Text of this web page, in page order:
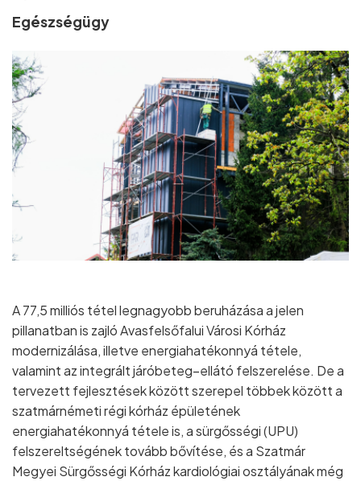
Egészségügy
A 77,5 milliós tétel legnagyobb beruházása a jelen
pillanatban is zajló Avasfelsőfalui Városi Kórház
modernizálása, illetve energiahatékonnyá tétele,
valamint az integrált járóbeteg–ellátó felszerelése. De a
tervezett fejlesztések között szerepel többek között a
szatmárnémeti régi kórház épületének
energiahatékonnyá tétele is, a sürgősségi (UPU)
felszereltségének tovább bővítése, és a Szatmár
Megyei Sürgősségi Kórház kardiológiai osztályának még